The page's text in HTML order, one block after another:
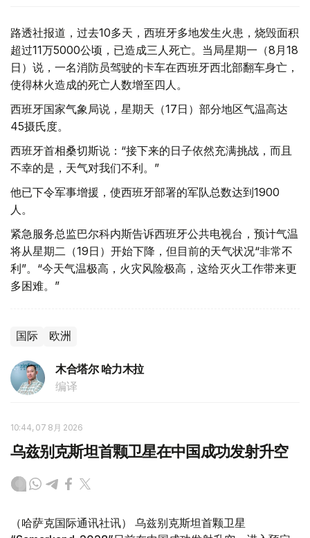
路透社报道，过去10多天，西班牙多地发生火患，烧毁面积
超过11万5000公顷，已造成三人死亡。当局星期一（8月18
日）说，一名消防员驾驶的卡车在西班牙西北部翻车身亡，
使得林火造成的死亡人数增至四人。
西班牙国家气象局说，星期天（17日）部分地区气温高达
45摄氏度。
西班牙首相桑切斯说：“接下来的日子依然充满挑战，而且
不幸的是，天气对我们不利。”
他已下令军事增援，使西班牙部署的军队总数达到1900
人。
紧急服务总监巴尔科内斯告诉西班牙公共电视台，预计气温
将从星期二（19日）开始下降，但目前的天气状况“非常不
利”。“今天气温极高，火灾风险极高，这给灭火工作带来更
多困难。”
国际 欧洲
木合塔尔 哈力木拉
编译
10:44, 07 8月 2026
乌兹别克斯坦首颗卫星在中国成功发射升空
（哈萨克国际通讯社讯） 乌兹别克斯坦首颗卫星